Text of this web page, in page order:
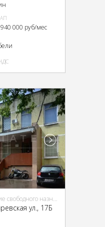
000 руб/мес
Инвестиции в помещение свободного назначения (ПСН)
ул., 17Б